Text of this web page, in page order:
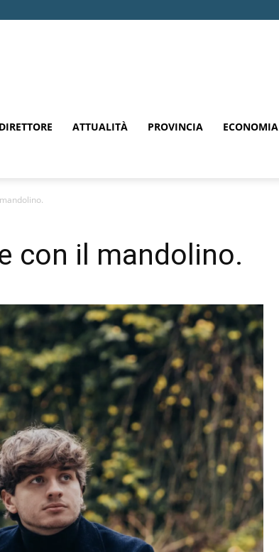
ATTUALITÀ PROVINCIA ECONOMIA
con il mandolino.